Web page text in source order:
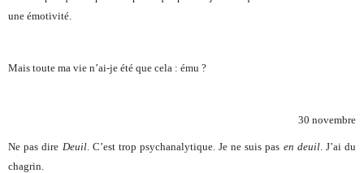
une émotivité.
Mais toute ma vie n’ai-je été que cela : ému ?
30 novembre
Ne pas dire Deuil. C’est trop psychanalytique. Je ne suis pas en deuil. J’ai du
chagrin.